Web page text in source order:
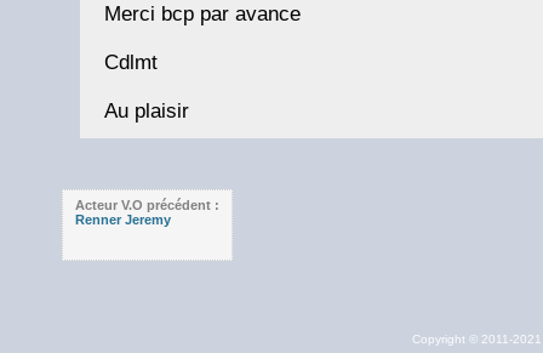
Merci bcp par avance
Cdlmt
Au plaisir
Acteur V.O précédent :
Renner Jeremy
Copyright © 2011-